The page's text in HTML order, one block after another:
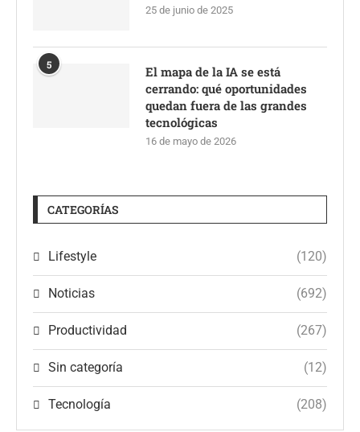
25 de junio de 2025
5
El mapa de la IA se está
cerrando: qué oportunidades
quedan fuera de las grandes
tecnológicas
16 de mayo de 2026
CATEGORÍAS
Lifestyle (120)
Noticias (692)
Productividad (267)
Sin categoría (12)
Tecnología (208)